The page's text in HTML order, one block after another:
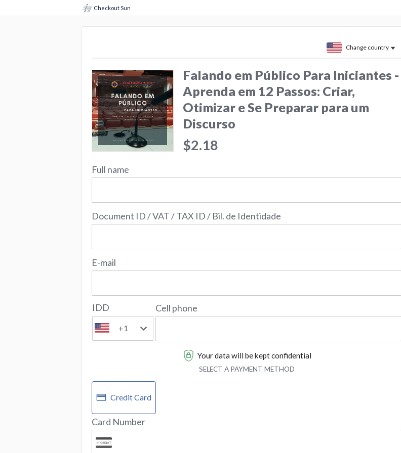
Checkout Sun
Change country
Falando em Público Para Iniciantes -
Aprenda em 12 Passos: Criar,
Otimizar e Se Preparar para um
Discurso
$2.18
Full name
Document ID / VAT / TAX ID / Bil. de Identidade
E-mail
IDD
+1
Cell phone
Your data will be kept confidential
SELECT A PAYMENT METHOD
Credit Card
Card Number